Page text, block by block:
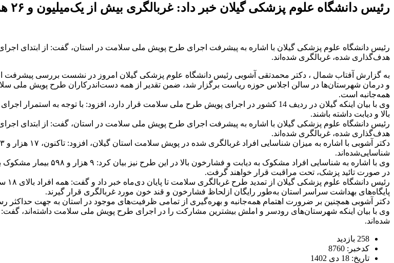
رئیس دانشگاه علوم پزشکی گیلان خبر داد: غربالگری بیش از یک‌میلیون و ۲۶ هزار گیلانی در پویش ملی سلامت
هدف‌گذاری شده، غربالگری شده‌اند.
به گزارش آفتاب شمال ، دکتر محمدتقی آشوبی رئیس دانشگاه علوم پزشکی گیلان امروز در نشست بررسی
و درمان شهرستان‌ها در سالن اجلاس حوزه ریاست برگزار شد، ضمن تقدیر از همه دست‌اندرکاران طرح پویش ملی
همه‌جانبه است.
وی با بیان اینکه گیلان در ردیف 14 کشور در اجرای پویش طرح ملی سلامت قرار دارد، افزود: با
بالا و دیابت داشته باشند.
هدف‌گذاری شده، غربالگری شده‌اند.
شناسایی‌شده‌اند.
در صورت تائید پزشک، تحت مراقبت قرار خواهند گرفت.
پایگاه‌های بهداشت سراسر استان به‌طور رایگان ازلحاظ فشارخون و قند خون مورد غربالگری قرار گیرند.
دکتر آشوبی همچنین بر ضرورت اهتمام همه‌جانبه و بهره‌گیری از تمامی ظرفیت‌های موجود در استان به جهت حداکثر
شده‌اند.
258 بازدید
کدخبر: 8760
تاریخ: 18 دی 1402